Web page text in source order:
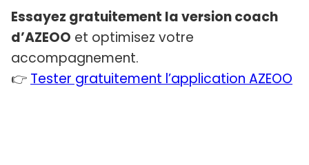
Essayez gratuitement la version coach
d’AZEOO et optimisez votre
accompagnement.
👉 Tester gratuitement l’application AZEOO